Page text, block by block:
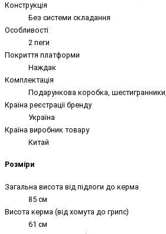
Конструкція
Без системи складання
Особливості
2 пеги
Покриття платформи
Наждак
Комплектація
Подарункова коробка,
Країна реєстрації бренду
Україна
Країна виробник товару
Китай
Розміри
Загальна висота від підлоги до керма
85 см
Висота керма (від хомута до грипс)
61 см